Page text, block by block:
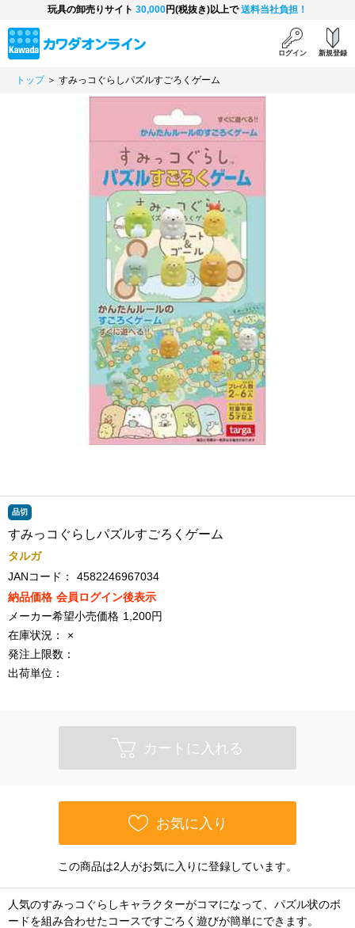
玩具の卸売りサイト 30,000円(税抜き)以上で送料当社負担！
ログイン 新規登録
トップ＞ すみっコぐらしパズルすごろくゲーム
品切
すみっコぐらしパズルすごろくゲーム
タルガ
JANコード：
4582246967034
納品価格 会員ログイン後表示
メーカー希望小売価格 1,200円
在庫状況：
×
発注上限数：
出荷単位：
カートに入れる
お気に入り
この商品は2人がお気に入りに登録しています。
人気のすみっコぐらしキャラクターがコマになって、パズル状のボ
ードを組み合わせたコースですごろく遊びが簡単にできます。